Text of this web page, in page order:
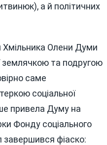
а й політичних
Хмільника Олени Думи
землячкою та подругою
саме
соціальної
привела Думу на
Фонду соціального
завершився фіаско: